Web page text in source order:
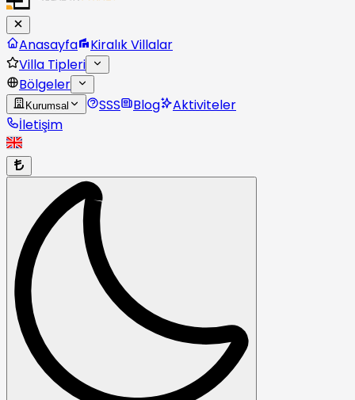
Anasayfa
Kiralık Villalar
Villa Tipleri
Bölgeler
Kurumsal SSS Blog
Aktiviteler
İletişim